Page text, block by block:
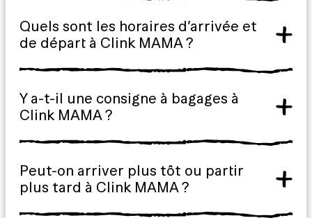
Quels sont les horaires d’arrivée et
de départ à Clink MAMA ?
Y a-t-il une consigne à bagages à
Clink MAMA ?
Peut-on arriver plus tôt ou partir
plus tard à Clink MAMA ?